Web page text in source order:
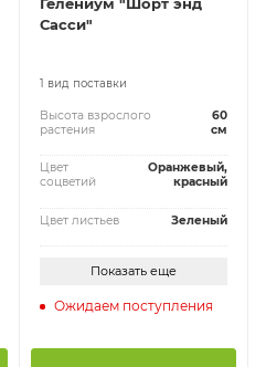
Сасси"
1 вид поставки
Высота взрослого
растения
60
см
Цвет
соцветий
Оранжевый,
красный
Цвет листьев Зеленый
Показать еще
Ожидаем поступления